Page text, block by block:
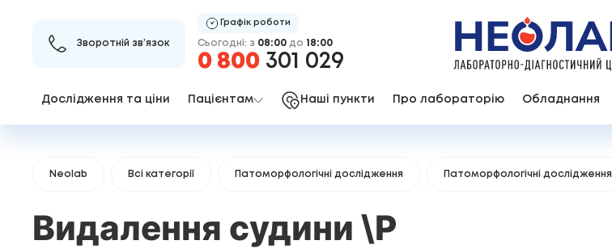
Зворотній зв’язок
Графік роботи
Сьогодні: з 08:00 до 18:00
0 800 301 029
Дослідження та ціни Пацієнтам Наші пункти Про лабораторію Обладнання
Neolab Всі категорії Патоморфологічні дослідження Патоморфологічні дослідження
Видалення судини \Р